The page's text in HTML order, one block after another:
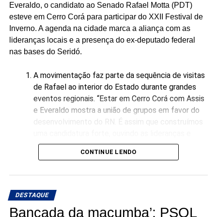
acompanhamento da pré-campanha.
Para Ivan, o resultado é mais um estímulo para continuar
percorrendo o estado e apresentando suas propostas. “É
o reconhecimento de quem conhece o trabalho, sabe o
pelo Rio Grande do Norte”, afirmou o pré-candidato em
publicação nas redes sociais.
A nova pesquisa reforça, portanto, o momento de
frente da Prefeitura de Assú em um projeto de
representação estadual.
Everaldo, o candidato ao Senado Rafael Motta (PDT)
esteve em Cerro Corá para participar do XXII Festival de
Inverno. A agenda na cidade marca a aliança com as
lideranças locais e a presença do ex-deputado federal
nas bases do Seridó.
A movimentação faz parte da sequência de visitas
de Rafael ao interior do Estado durante grandes
eventos regionais. “Estar em Cerro Corá com Assis
e Everaldo mostra a união de grupos em favor do
desenvolvimento do RN. É assim que construímos
garantindo representatividade direta para o
município no Senado”, declarou Rafael Motta.
CONTINUE LENDO
DESTAQUE
Bancada da macumba’: PSOL